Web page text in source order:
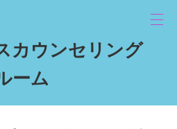
カウンセリング
ーム